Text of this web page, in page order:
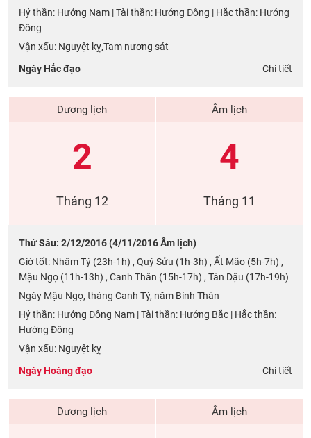
Hỷ thần: Hướng Nam | Tài thần: Hướng Đông | Hắc thần: Hướng
Đông
Vận xấu: Nguyệt kỵ,Tam nương sát
Ngày Hắc đạo
Chi tiết
Dương lịch
2
Tháng 12
Âm lịch
4
Tháng 11
Thứ Sáu: 2/12/2016 (4/11/2016 Âm lịch)
Giờ tốt: Nhâm Tý (23h-1h) , Quý Sửu (1h-3h) , Ất Mão (5h-7h) ,
Mậu Ngọ (11h-13h) , Canh Thân (15h-17h) , Tân Dậu (17h-19h)
Ngày Mậu Ngọ, tháng Canh Tý, năm Bính Thân
Hỷ thần: Hướng Đông Nam | Tài thần: Hướng Bắc | Hắc thần:
Hướng Đông
Vận xấu: Nguyệt kỵ
Ngày Hoàng đạo
Chi tiết
Dương lịch Âm lịch